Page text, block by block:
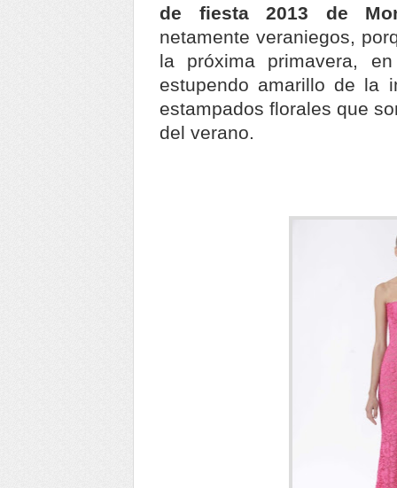
de fiesta 2013 de
netamente veraniegos,
la próxima primavera,
estupendo amarillo de la
estampados florales que
del verano.